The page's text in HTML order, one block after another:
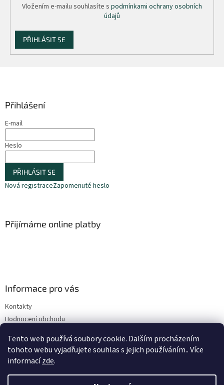
Tento web používá soubory cookie. Dalším procházením
tohoto webu vyjadřujete souhlas s jejich používáním.. Více
informacízde.
Vložením e-mailu souhlasíte s podmínkami ochrany osobních
údajů
PŘIHLÁSIT SE
Přihlášení
E-mail
Heslo
PŘIHLÁSIT SE
Nová registraceZapomenuté heslo
Přijímáme online platby
Informace pro vás
Kontakty
Hodnocení obchodu
Podmínky ochrany osobních údajů